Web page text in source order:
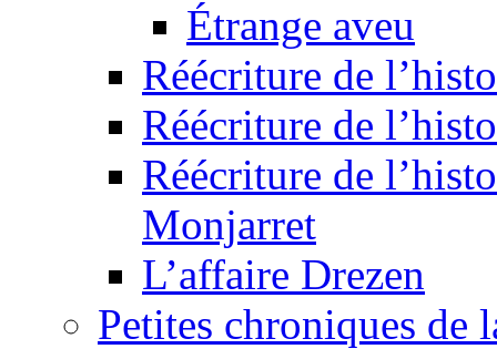
Étrange aveu
Réécriture de
Réécriture de
Réécriture de
Monjarret
L’affaire Drezen
Petites chroniques de